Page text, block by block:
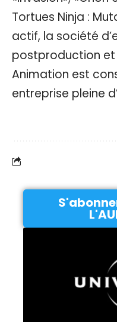
Tortues Ninja :
actif, la société
postproduction et
Animation est
entreprise pleine
S'abonner